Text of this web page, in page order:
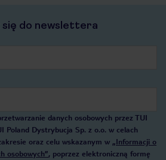
się do newslettera
danych osobowych przez TUI
Poland Dystrybucja Sp. z o.o. w celach
oraz celu wskazanym w „Informacji o
osobowych”, poprzez elektroniczną formę